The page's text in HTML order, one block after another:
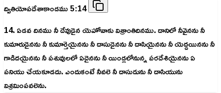
ద్వితియోపదేశాకాండము 5:14
14. ఏడవ దినము నీ దేవుడైన యెహోవాకు విశ్రాంతిదినము. దానిలో నీవైనను నీ
కుమారుడైనను నీ కుమార్తెయైనను నీ దాసుడైనను నీ దాసియైనను నీ యెద్దయినను నీ
గాడిదయైనను నీ పశువులలో ఏదైనను నీ యిండ్లలోనున్న పరదేశియైనను ఏ
పనియు చేయకూడదు. ఎందుకంటే నీవలె నీ దాసుడును నీ దాసియును
విశ్రమింపవలెను.